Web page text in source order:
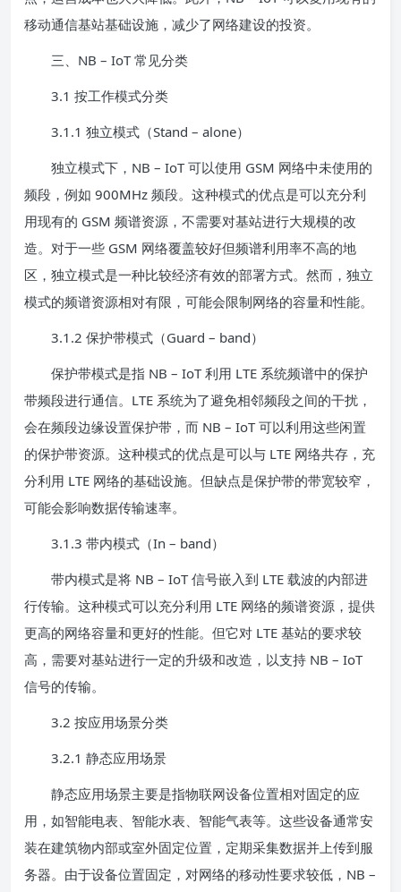
移动通信基站基础设施，减少了网络建设的投资。
三、NB – IoT 常见分类
3.1 按工作模式分类
3.1.1 独立模式（Stand – alone）
独立模式下，NB – IoT 可以使用 GSM 网络中未使用的
频段，例如 900MHz 频段。这种模式的优点是可以充分利
用现有的 GSM 频谱资源，不需要对基站进行大规模的改
造。对于一些 GSM 网络覆盖较好但频谱利用率不高的地
区，独立模式是一种比较经济有效的部署方式。然而，独立
模式的频谱资源相对有限，可能会限制网络的容量和性能。
3.1.2 保护带模式（Guard – band）
保护带模式是指 NB – IoT 利用 LTE 系统频谱中的保护
带频段进行通信。LTE 系统为了避免相邻频段之间的干扰，
会在频段边缘设置保护带，而 NB – IoT 可以利用这些闲置
的保护带资源。这种模式的优点是可以与 LTE 网络共存，充
分利用 LTE 网络的基础设施。但缺点是保护带的带宽较窄，
可能会影响数据传输速率。
3.1.3 带内模式（In – band）
带内模式是将 NB – IoT 信号嵌入到 LTE 载波的内部进
行传输。这种模式可以充分利用 LTE 网络的频谱资源，提供
更高的网络容量和更好的性能。但它对 LTE 基站的要求较
高，需要对基站进行一定的升级和改造，以支持 NB – IoT
信号的传输。
3.2 按应用场景分类
3.2.1 静态应用场景
静态应用场景主要是指物联网设备位置相对固定的应
用，如智能电表、智能水表、智能气表等。这些设备通常安
装在建筑物内部或室外固定位置，定期采集数据并上传到服
务器。由于设备位置固定，对网络的移动性要求较低，NB –